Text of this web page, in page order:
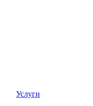
Услуги